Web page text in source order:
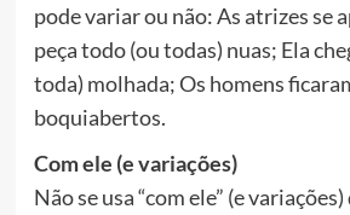
pode variar ou não: As atrizes se
peça todo (ou todas) nuas; Ela
toda) molhada; Os homens
boquiabertos.
Com ele (e variações)
Não se usa “com ele” (e